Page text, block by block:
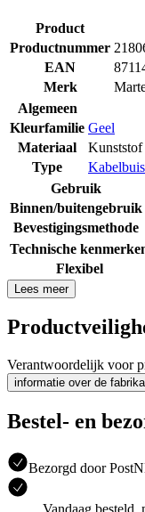
Product
Productnummer
EAN
Merk
Algemeen
Kleurfamilie Geel
Materiaal
Kunststof
Type
Kabelbuis
Gebruik
Binnen/buitengebruik
Bevestigingsmethode
Technische
Flexibel
Lees meer
Verantwoordelijk voor
informatie over de
Bestel- en
Bezorgd door